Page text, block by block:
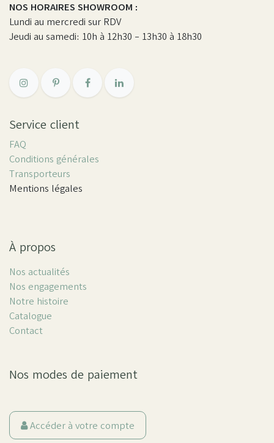
NOS HORAIRES SHOWROOM :
Lundi au mercredi sur RDV
Jeudi au samedi: 10h à 12h30 - 13h30 à 18h30
Service client
FAQ
Conditions générales
Transporteurs
Mentions légales
À propos
Nos actualités
Nos engagements
Notre histoire
Catalogue
Contact
Nos modes de paiement
Accéder à votre compte